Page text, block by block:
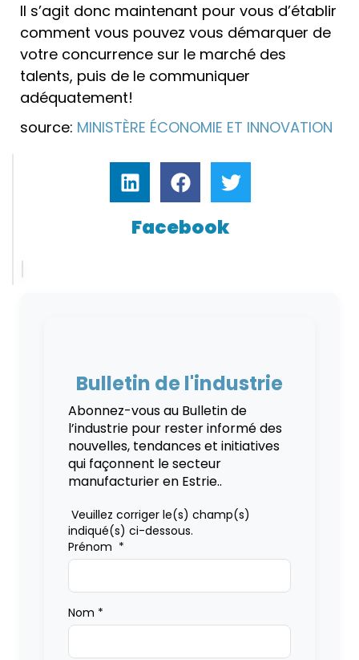
Il s’agit donc maintenant pour vous d’établir
comment vous pouvez vous démarquer de
votre concurrence sur le marché des
talents, puis de le communiquer
adéquatement!
source: MINISTÈRE ÉCONOMIE ET INNOVATION
Facebook
Bulletin de l'industrie
Abonnez-vous au Bulletin de
l’industrie pour rester informé des
nouvelles, tendances et initiatives
qui façonnent le secteur
manufacturier en Estrie..
Veuillez corriger le(s) champ(s)
indiqué(s) ci-dessous.
Prénom *
Nom *